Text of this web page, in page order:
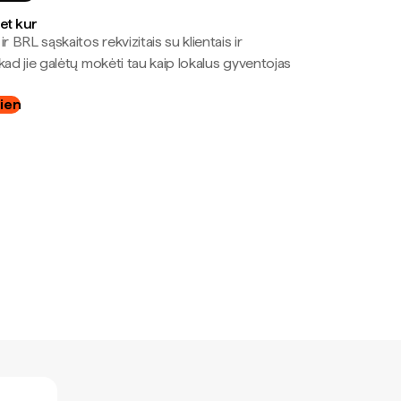
kur
ir BRL sąskaitos rekvizitais su klientais ir
jie galėtų mokėti tau kaip lokalus gyventojas